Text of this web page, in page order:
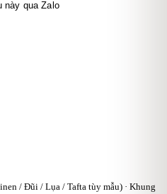
này qua Zalo
/ Đũi / Lụa / Tafta tùy mẫu) · Khung